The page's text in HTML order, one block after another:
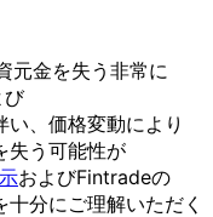
元金を失う 非常に
び
い、 価格変動により
失う 可能性が
およびFintradeの
十分にご理解いただく